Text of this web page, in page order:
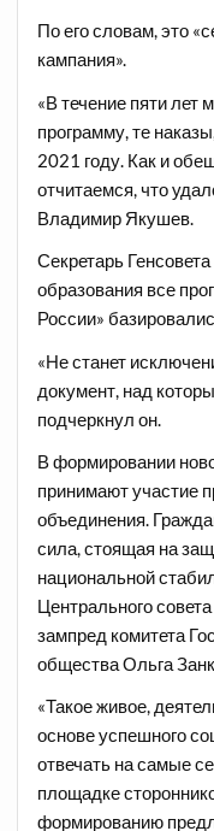
По его словам, это
кампания».
«В течение пяти
программу, те
2021 году. Как и
отчитаемся, что
Владимир Якушев.
Секретарь
образования все
России»
«Не станет
документ, над
подчеркнул он.
В формировании
принимают участие
объединения.
сила, стоящая на
национальной
Центрального
зампред комитета
общества Ольга
«Такое живое,
основе успешного
отвечать на самые
площадке
формированию